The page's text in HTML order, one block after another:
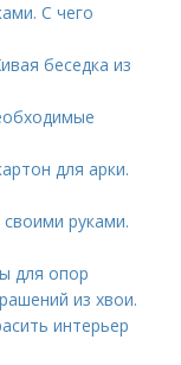
С чего
беседка из
для арки.
руками.
для опор
из хвои.
интерьер